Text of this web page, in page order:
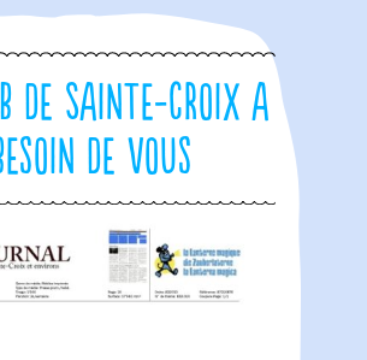
de Sainte-Croix a
de vous